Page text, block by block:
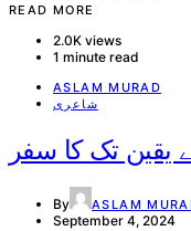
READ MORE
2.0K views
1 minute read
ASLAM MURAD
شاعری
یقین تک کا سفر
By ASLAM
September 4, 2024